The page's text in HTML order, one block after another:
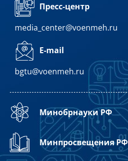
Пресс-центр
media_center@voenmeh.ru
E-mail
bgtu@voenmeh.ru
Минобрнауки РФ
Минпросвещения РФ